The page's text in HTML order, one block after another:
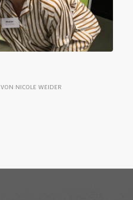
VON NICOLE WEIDER